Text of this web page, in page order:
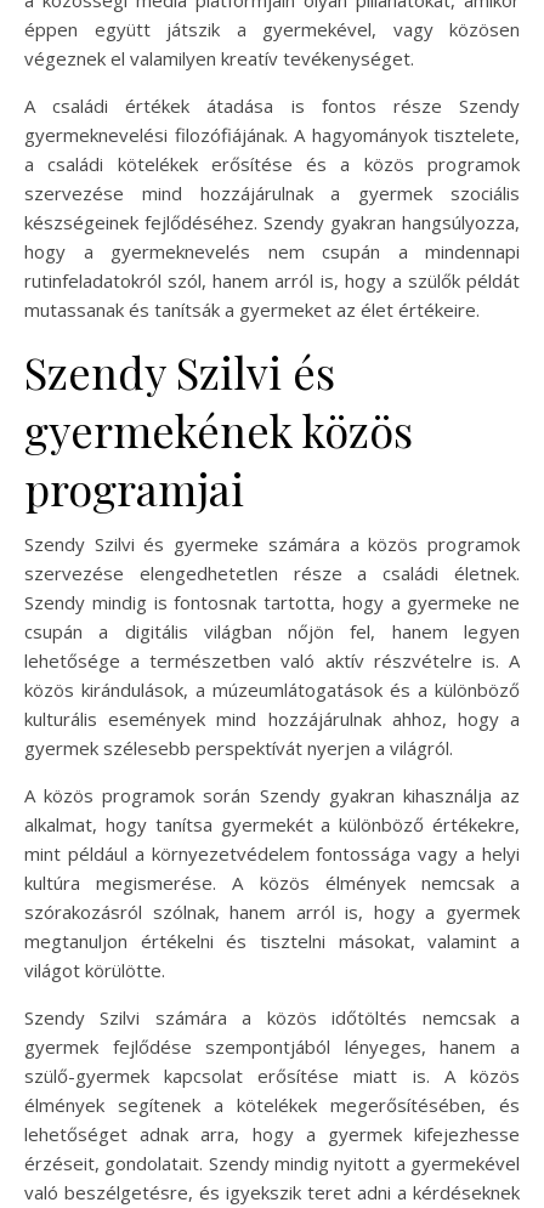
éppen együtt játszik a gyermekével, vagy közösen
végeznek el valamilyen kreatív tevékenységet.
A családi értékek átadása is fontos része Szendy
gyermeknevelési filozófiájának. A hagyományok tisztelete,
a családi kötelékek erősítése és a közös programok
szervezése mind hozzájárulnak a gyermek szociális
készségeinek fejlődéséhez. Szendy gyakran hangsúlyozza,
hogy a gyermeknevelés nem csupán a mindennapi
rutinfeladatokról szól, hanem arról is, hogy a szülők példát
mutassanak és tanítsák a gyermeket az élet értékeire.
Szendy Szilvi és
gyermekének közös
programjai
Szendy Szilvi és gyermeke számára a közös programok
szervezése elengedhetetlen része a családi életnek.
Szendy mindig is fontosnak tartotta, hogy a gyermeke ne
csupán a digitális világban nőjön fel, hanem legyen
lehetősége a természetben való aktív részvételre is. A
közös kirándulások, a múzeumlátogatások és a különböző
kulturális események mind hozzájárulnak ahhoz, hogy a
gyermek szélesebb perspektívát nyerjen a világról.
A közös programok során Szendy gyakran kihasználja az
alkalmat, hogy tanítsa gyermekét a különböző értékekre,
mint például a környezetvédelem fontossága vagy a helyi
kultúra megismerése. A közös élmények nemcsak a
szórakozásról szólnak, hanem arról is, hogy a gyermek
megtanuljon értékelni és tisztelni másokat, valamint a
világot körülötte.
Szendy Szilvi számára a közös időtöltés nemcsak a
gyermek fejlődése szempontjából lényeges, hanem a
szülő-gyermek kapcsolat erősítése miatt is. A közös
élmények segítenek a kötelékek megerősítésében, és
lehetőséget adnak arra, hogy a gyermek kifejezhesse
érzéseit, gondolatait. Szendy mindig nyitott a gyermekével
való beszélgetésre, és igyekszik teret adni a kérdéseknek